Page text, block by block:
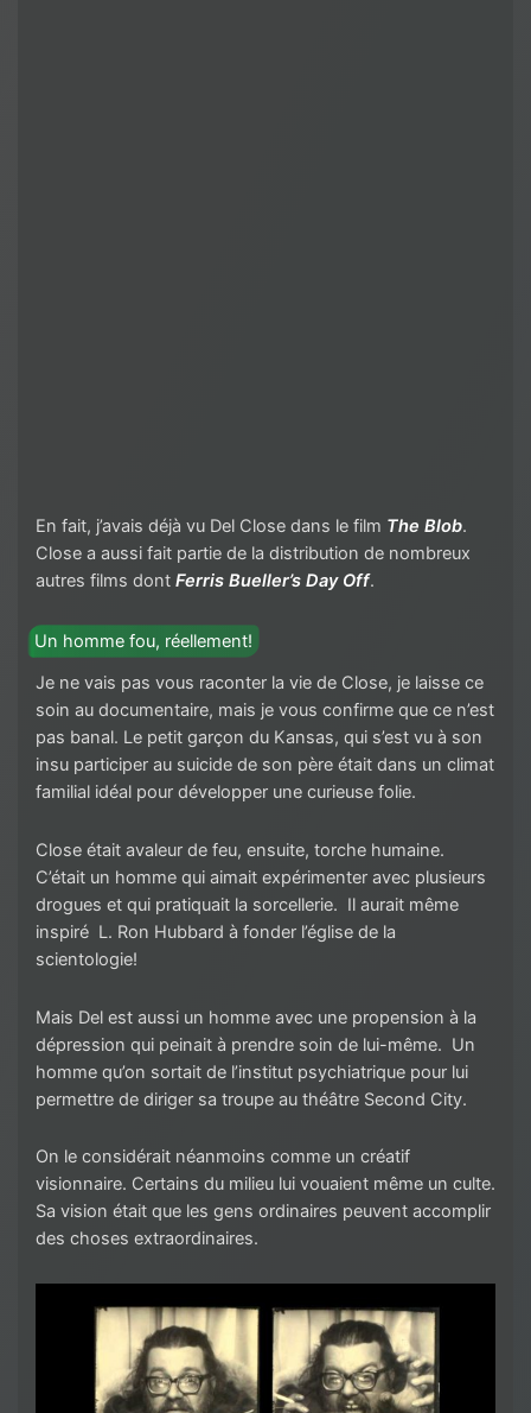
En fait, j’avais déjà vu Del Close dans le film The Blob.
Close a aussi fait partie de la distribution de nombreux
autres films dont Ferris Bueller’s Day Off.
Un homme fou, réellement!
Je ne vais pas vous raconter la vie de Close, je laisse ce
soin au documentaire, mais je vous confirme que ce n’est
pas banal. Le petit garçon du Kansas, qui s’est vu à son
insu participer au suicide de son père était dans un climat
familial idéal pour développer une curieuse folie.
Close était avaleur de feu, ensuite, torche humaine.
C’était un homme qui aimait expérimenter avec plusieurs
drogues et qui pratiquait la sorcellerie. Il aurait même
inspiré L. Ron Hubbard à fonder l’église de la
scientologie!
Mais Del est aussi un homme avec une propension à la
dépression qui peinait à prendre soin de lui-même. Un
homme qu’on sortait de l’institut psychiatrique pour lui
permettre de diriger sa troupe au théâtre Second City.
On le considérait néanmoins comme un créatif
visionnaire. Certains du milieu lui vouaient même un culte.
Sa vision était que les gens ordinaires peuvent accomplir
des choses extraordinaires.